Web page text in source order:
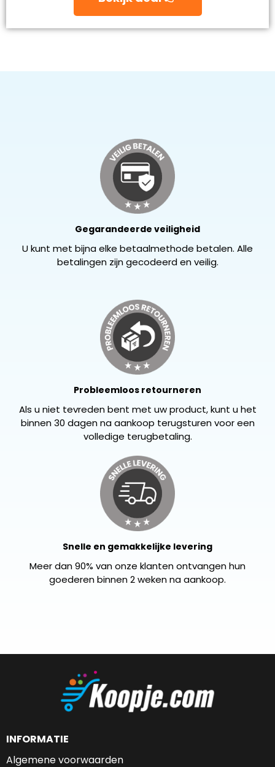
Gegarandeerde veiligheid
U kunt met bijna elke betaalmethode betalen. Alle
betalingen zijn gecodeerd en veilig.
Probleemloos retourneren
Als u niet tevreden bent met uw product, kunt u het
binnen 30 dagen na aankoop terugsturen voor een
volledige terugbetaling.
Snelle en gemakkelijke levering
Meer dan 90% van onze klanten ontvangen hun
goederen binnen 2 weken na aankoop.
INFORMATIE
Algemene voorwaarden